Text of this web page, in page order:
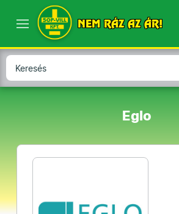
NEM RÁZ AZ ÁR!
Eglo